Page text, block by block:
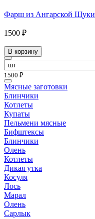
Фарш из Ангарской Щуки
1500 ₽
В корзину
1500 ₽
Мясные заготовки
Блинчики
Котлеты
Купаты
Пельмени мясные
Бифштексы
Блинчики
Олень
Котлеты
Дикая утка
Косуля
Лось
Марал
Олень
Сарлык